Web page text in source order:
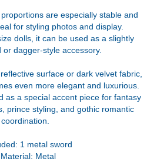
are especially stable and
for styling photos and display.
dolls, it can be used as a slightly
or dagger-style accessory.
surface or dark velvet fabric,
even more elegant and luxurious.
as a special accent piece for fantasy
prince styling, and gothic romantic
coordination.
1 metal sword
Metal